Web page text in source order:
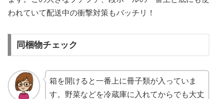
われていて配送中の衝撃対策もバッチリ！
同梱物チェック
箱を開けると一番上に冊子類が入っていま
す。野菜などを冷蔵庫に入れてからでも大丈